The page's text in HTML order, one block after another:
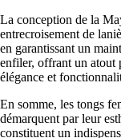
La conception de la
entrecroisement de
en garantissant un
enfiler, offrant un atout
élégance et
En somme, les tongs
démarquent par leur
constituent un